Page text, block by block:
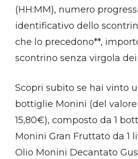
(HH:MM), numero
identificativo dello
che lo precedono**,
scontrino senza virgola
Scopri subito se hai vinto
bottiglie Monini (del
15,80€), composto da 1
Monini Gran Fruttato da 1
Olio Monini Decantato